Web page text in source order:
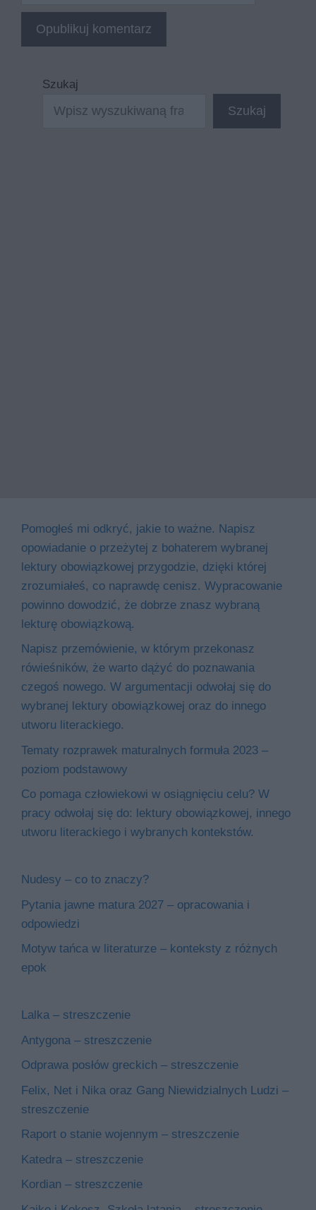
Szukaj
Szukaj
Pomogłeś mi odkryć, jakie to ważne. Napisz
opowiadanie o przeżytej z bohaterem wybranej
lektury obowiązkowej przygodzie, dzięki której
zrozumiałeś, co naprawdę cenisz. Wypracowanie
powinno dowodzić, że dobrze znasz wybraną
lekturę obowiązkową.
Napisz przemówienie, w którym przekonasz
rówieśników, że warto dążyć do poznawania
czegoś nowego. W argumentacji odwołaj się do
wybranej lektury obowiązkowej oraz do innego
utworu literackiego.
Tematy rozprawek maturalnych formuła 2023 –
poziom podstawowy
Co pomaga człowiekowi w osiągnięciu celu? W
pracy odwołaj się do: lektury obowiązkowej, innego
utworu literackiego i wybranych kontekstów.
Nudesy – co to znaczy?
Pytania jawne matura 2027 – opracowania i
odpowiedzi
Motyw tańca w literaturze – konteksty z różnych
epok
Lalka – streszczenie
Antygona – streszczenie
Odprawa posłów greckich – streszczenie
Felix, Net i Nika oraz Gang Niewidzialnych Ludzi –
streszczenie
Raport o stanie wojennym – streszczenie
Katedra – streszczenie
Kordian – streszczenie